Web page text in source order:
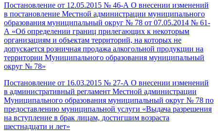
Постановление от 12.05.2015 № 46-А О внесении изменений
в постановление Местной администрации муниципального
образования муниципальный округ № 78 от 07.05.2014 № 61-
А «Об определении границ прилегающих к некоторым
организациям и объектам территорий, на которых не
допускается розничная продажа алкогольной продукции на
территории Муниципального образования муниципальный
округ № 78»
Постановление от 16.03.2015 № 27-А О внесении изменений
в административный регламент Местной администрации
Муниципального образования муниципальный округ № 78 по
предоставлению муниципальной услуги «Выдача разрешения
на вступление в брак лицам, достигшим возраста
шестнадцати и лет»